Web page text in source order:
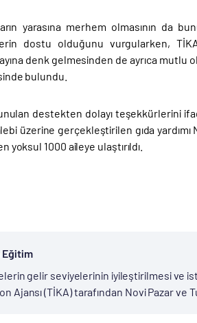
yarasına merhem olmasının da
dostu olduğunu vurgularken,
ayına denk gelmesinden de ayrıca
bulundu.
destekten dolayı teşekkürlerini
üzerine gerçekleştirilen gıda
1000 aileye ulaştırıldı.
Eğitim
gelir seviyelerinin iyileştirilmesi ve
Ajansı (TİKA) tarafından Novi Pazar ve